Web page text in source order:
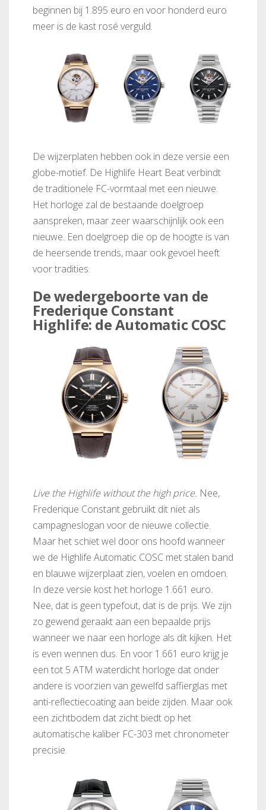
beginnen bij 1.895 euro en voor honderd euro
meer is de kast rosé verguld.
FC-310V4NH4
FC-
310N4NH6B
FC-
310B4NH6B
De wijzerplaten hebben ook in deze versie een
globe-motief. De Highlife Heart Beat verbindt
de traditionele FC-vormtaal met een nieuwe.
Het horloge zal de bestaande doelgroep
aanspreken, maar zeer waarschijnlijk ook een
nieuwe. Een doelgroep die op de hoogte is van
de heersende trends, maar ook gevoel heeft
voor tradities.
De wedergeboorte van de
Frederique Constant
Highlife: de Automatic COSC
FC-303B4NH4 FC-303V4NH2B
Live the Highlife without the high price. Nee,
Frederique Constant gebruikt dit niet als
campagneslogan voor de nieuwe collectie.
Maar het schiet wel door ons hoofd wanneer
we de Highlife Automatic COSC met stalen band
en blauwe wijzerplaat zien, voelen en omdoen.
In deze versie kost het horloge 1.661 euro.
Nee, dat is geen typefout, dat is de prijs. We zijn
zo gewend geraakt aan een bepaalde prijs
wanneer we naar een horloge als dit kijken. Het
is even wennen dus. En voor 1.661 euro krijg je
een tot 5 ATM waterdicht horloge dat onder
andere is voorzien van gewelfd saffierglas met
anti-reflectiecoating aan beide zijden. Maar ook
een zichtbodem dat zicht biedt op het
automatische kaliber FC-303 met chronometer
precisie.